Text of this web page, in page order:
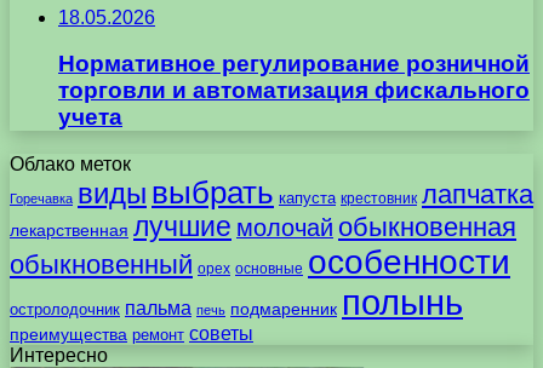
18.05.2026
Нормативное регулирование розничной
торговли и автоматизация фискального
учета
Облако меток
Горечавка виды выбрать капуста крестовник лапчатка
лекарственная лучшие молочай обыкновенная
обыкновенный орех основные особенности
остролодочник пальма печь подмаренник полынь
преимущества ремонт советы
Интересно